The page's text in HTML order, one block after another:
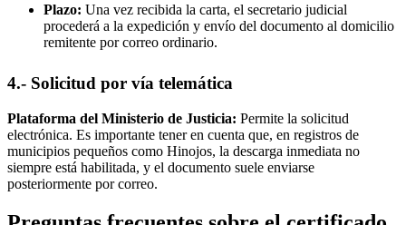
Plazo: Una vez recibida la carta, el secretario judicial
procederá a la expedición y envío del documento al domicilio
remitente por correo ordinario.
4.- Solicitud por vía telemática
Plataforma del Ministerio de Justicia: Permite la solicitud
electrónica. Es importante tener en cuenta que, en registros de
municipios pequeños como Hinojos, la descarga inmediata no
siempre está habilitada, y el documento suele enviarse
posteriormente por correo.